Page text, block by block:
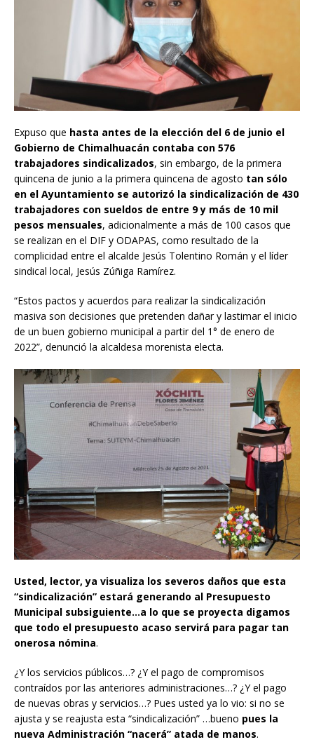
Expuso que hasta antes de la elección del 6 de junio el
Gobierno de Chimalhuacán contaba con 576
trabajadores sindicalizados, sin embargo, de la primera
quincena de junio a la primera quincena de agosto tan sólo
en el Ayuntamiento se autorizó la sindicalización de 430
trabajadores con sueldos de entre 9 y más de 10 mil
pesos mensuales, adicionalmente a más de 100 casos que
se realizan en el DIF y ODAPAS, como resultado de la
complicidad entre el alcalde Jesús Tolentino Román y el líder
sindical local, Jesús Zúñiga Ramírez.
“Estos pactos y acuerdos para realizar la sindicalización
masiva son decisiones que pretenden dañar y lastimar el inicio
de un buen gobierno municipal a partir del 1° de enero de
2022”, denunció la alcaldesa morenista electa.
Usted, lector, ya visualiza los severos daños que esta
“sindicalización” estará generando al Presupuesto
Municipal subsiguiente…a lo que se proyecta digamos
que todo el presupuesto acaso servirá para pagar tan
onerosa nómina.
¿Y los servicios públicos…? ¿Y el pago de compromisos
contraídos por las anteriores administraciones…? ¿Y el pago
de nuevas obras y servicios…? Pues usted ya lo vio: si no se
ajusta y se reajusta esta “sindicalización” …bueno pues la
nueva Administración “nacerá” atada de manos.